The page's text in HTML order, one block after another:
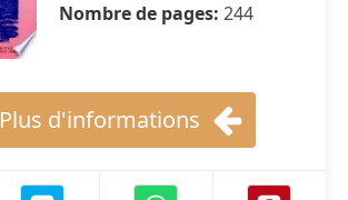
Nombre de pages: 244
Plus d'informations